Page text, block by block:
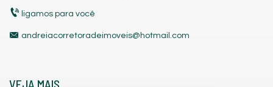
ligamos para você
andreiacorretoradeimoveis@hotmail.com
VEJA MAIS